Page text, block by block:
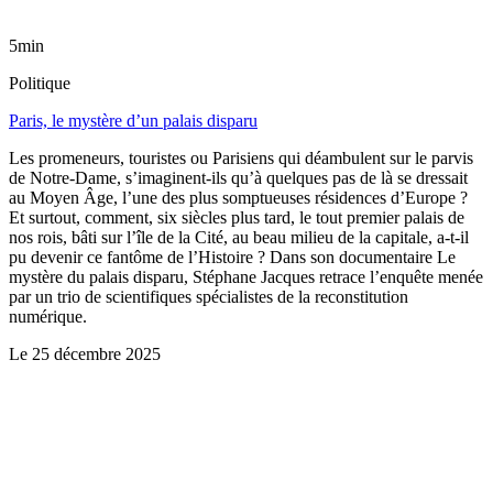
5min
Politique
Paris, le mystère d’un palais disparu
Les promeneurs, touristes ou Parisiens qui déambulent sur le parvis
de Notre-Dame, s’imaginent-ils qu’à quelques pas de là se dressait
au Moyen Âge, l’une des plus somptueuses résidences d’Europe ?
Et surtout, comment, six siècles plus tard, le tout premier palais de
nos rois, bâti sur l’île de la Cité, au beau milieu de la capitale, a-t-il
pu devenir ce fantôme de l’Histoire ? Dans son documentaire Le
mystère du palais disparu, Stéphane Jacques retrace l’enquête menée
par un trio de scientifiques spécialistes de la reconstitution
numérique.
Le 25 décembre 2025